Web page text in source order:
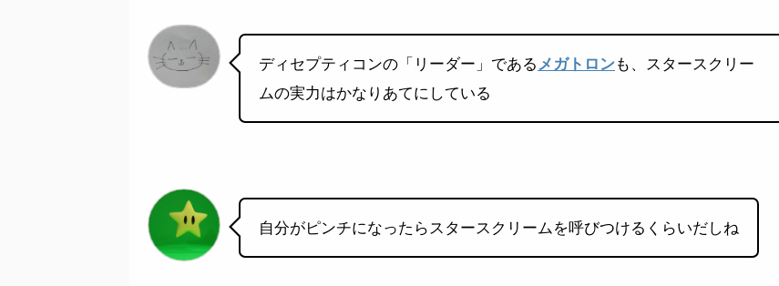
ディセプティコンの「リーダー」である メガトロンも、スタースクリー
ムの実力はかなりあてにしている
自分がピンチになったらスタースクリームを呼びつけるくらいだしね